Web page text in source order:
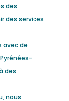
des
des services
avec de
des
nous